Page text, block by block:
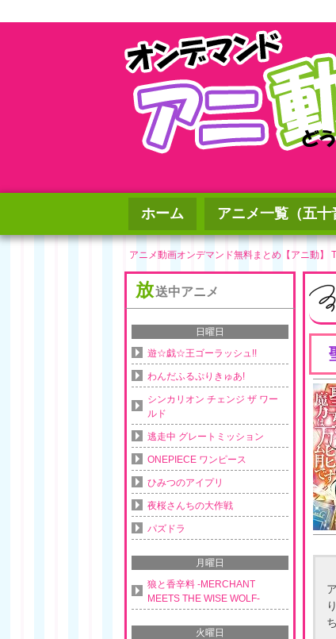
ホーム アニメ一覧（五十
アニメ動画オンデマンド無料まとめ【アニ動】
放送中アニメ
日曜日
遊☆戯☆王ゴーラッシュ!!
わんだふるぷりきゅあ!
シンカリオン チェンジ ザ ワー
ルド
逃走中 グレートミッション
ONEPIECE ワンピース
ひみつのアイプリ
夜桜さんちの大作戦
パズドラ
月曜日
狼と香辛料 -MERCHANT
MEETS THE WISE WOLF-
火曜日